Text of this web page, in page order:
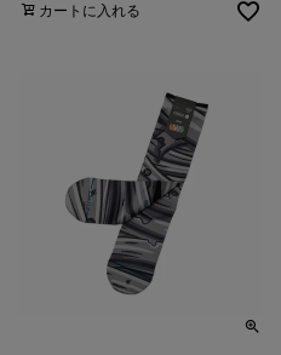
カートに入れる